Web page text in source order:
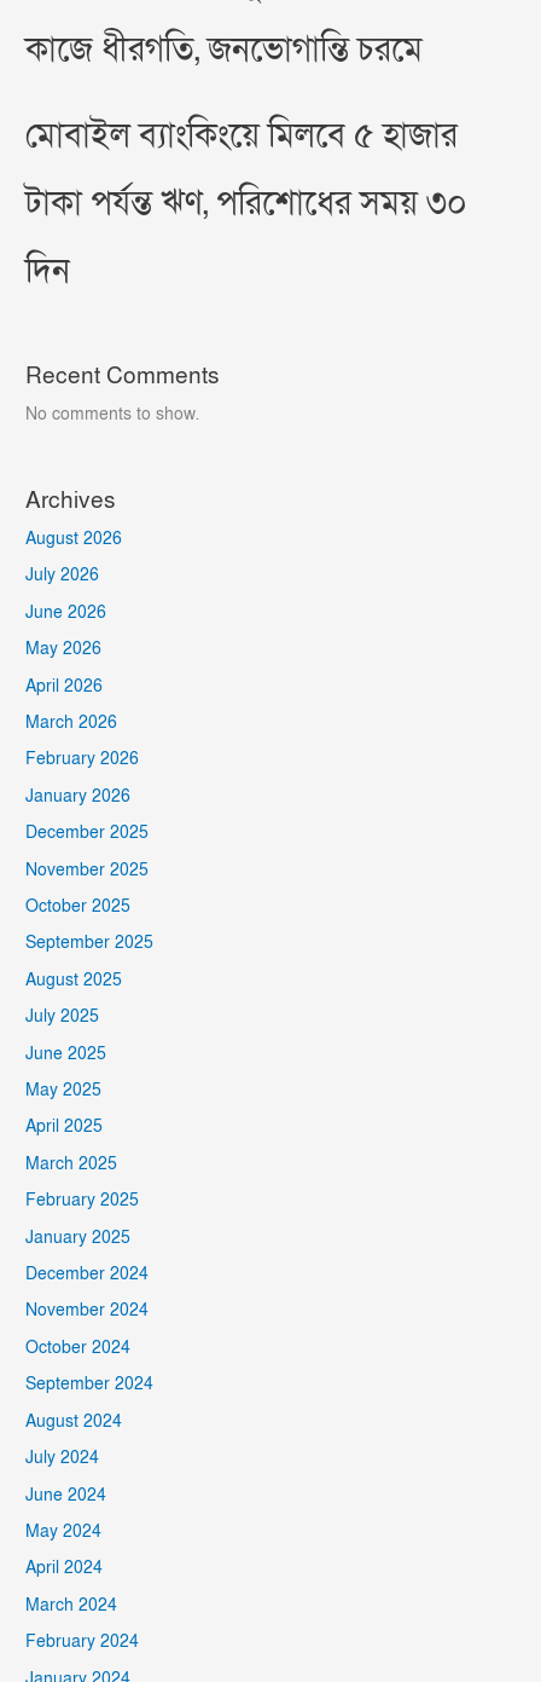
কাজে ধীরগতি, জনভোগান্তি চরমে
মোবাইল ব্যাংকিংয়ে মিলবে ৫ হাজার
টাকা পর্যন্ত ঋণ, পরিশোধের সময় ৩০
দিন
Recent Comments
No comments to show.
Archives
August 2026
July 2026
June 2026
May 2026
April 2026
March 2026
February 2026
January 2026
December 2025
November 2025
October 2025
September 2025
August 2025
July 2025
June 2025
May 2025
April 2025
March 2025
February 2025
January 2025
December 2024
November 2024
October 2024
September 2024
August 2024
July 2024
June 2024
May 2024
April 2024
March 2024
February 2024